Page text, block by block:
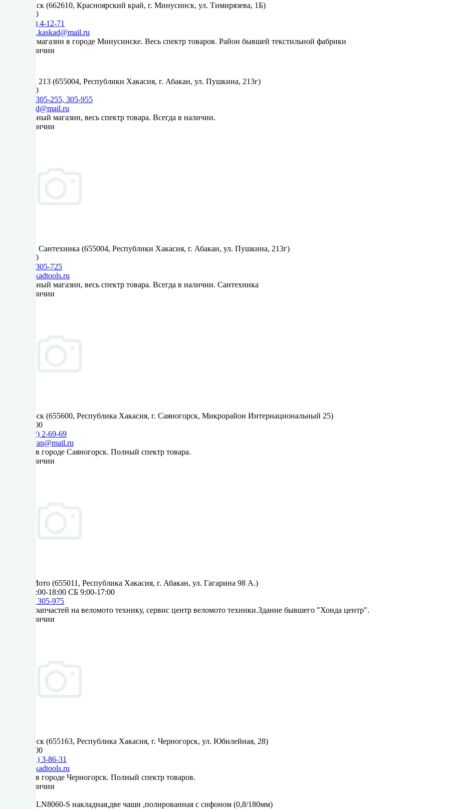
Минусинск (662610, Красноярский край, г. Минусинск, ул. Тимирязева, 1Б)
9:00-18:00
+7(39132) 4-12-71
minusinsk.kaskad@mail.ru
Большой магазин в городе Минусинске. Весь спектр товаров. Район бывшей текстильной фабрики
Нет в наличии
Пушкина 213 (655004, Республики Хакасия, г. Абакан, ул. Пушкина, 213г)
9:00-18:00
+7(3902) 305-255, 305-955
innakaskad@mail.ru
Центральный магазин, весь спектр товара. Всегда в наличии.
Нет в наличии
Пушкина Сантехника (655004, Республики Хакасия, г. Абакан, ул. Пушкина, 213г)
9:00-19:00
+7(3902) 305-725
info@kaskadtools.ru
Центральный магазин, весь спектр товара. Всегда в наличии. Сантехника
Нет в наличии
Саяногорск (655600, Республика Хакасия, г. Саяногорск, Микрорайон Интернациональный 25)
9:00 - 18:00
+7 (39042) 2-69-69
kaskadsayan@mail.ru
Магазин в городе Саяногорск. Полный спектр товара.
Нет в наличии
Сервис-Мото (655011, Республика Хакасия, г. Абакан, ул. Гагарина 98 А.)
ПН-ПТ 9:00-18:00 СБ 9:00-17:00
+7 (3902) 305-975
Магазин запчастей на веломото технику, сервис центр веломото техники.Здание бывшего "Хонда центр".
Нет в наличии
Черногорск (655163, Республика Хакасия, г. Черногорск, ул. Юбилейная, 28)
9:00 - 18:00
+7 (39031) 3-86-31
info@kaskadtools.ru
Магазин в городе Черногорск. Полный спектр товаров.
Нет в наличии
Мойка MLN8060-S накладная,две чаши ,полированная с сифоном (0,8/180мм)